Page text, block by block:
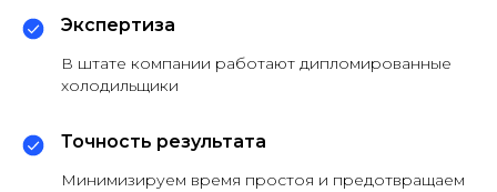
Экспертиза
В штате компании работают дипломированные
холодильщики
Точность результата
Минимизируем время простоя и предотвращаем